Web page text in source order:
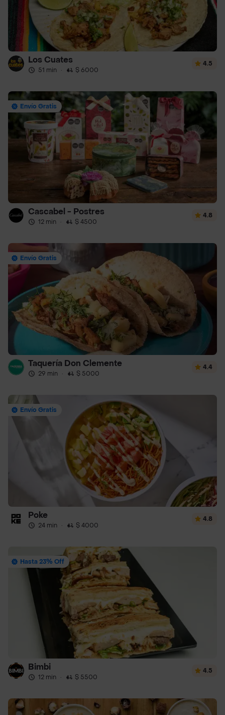
Los Cuates
51 min · $ 6000
4.5
Envío Gratis
Cascabel - Postres
12 min · $ 4500
4.8
Envío Gratis
Taquería Don Clemente
29 min · $ 5000
4.4
Envío Gratis
Poke
24 min · $ 4000
4.8
Hasta 23% Off
Bimbi
12 min · $ 5500
4.5